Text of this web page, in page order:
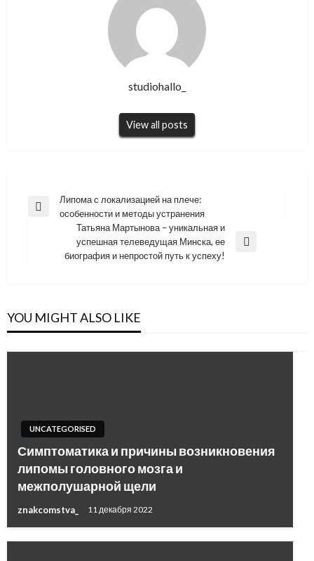
studiohallo_
View all posts
Навигация
записям
Previous
Липома с локализацией на плече:
особенности и методы устранения
Татьяна Мартынова – уникальная и
успешная телеведущая Минска, ее
биография и непростой путь к успеху!
YOU MIGHT ALSO LIKE
UNCATEGORISED
Симптоматика и причины возникновения
липомы головного мозга и
межполушарной щели
znakcomstva_ 11 декабря 2022